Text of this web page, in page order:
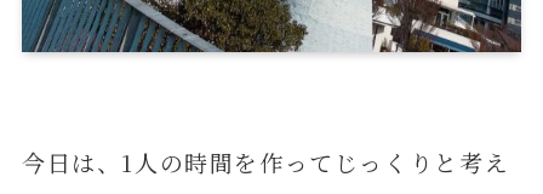
今日は、1人の時間を作ってじっくりと考え